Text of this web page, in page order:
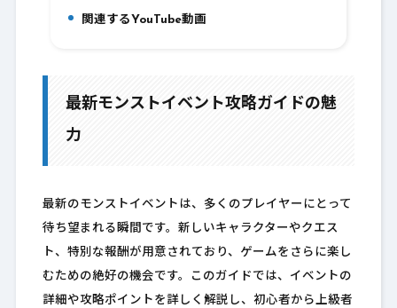
関連するYouTube動画
最新モンストイベント攻略ガイドの魅
力
最新のモンストイベントは、多くのプレイヤーにとって
待ち望まれる瞬間です。新しいキャラクターやクエス
ト、特別な報酬が用意されており、ゲームをさらに楽し
むための絶好の機会です。このガイドでは、イベントの
詳細や攻略ポイントを詳しく解説し、初心者から上級者